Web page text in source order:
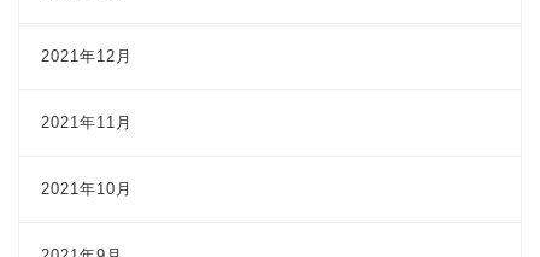
2021年12月
2021年11月
2021年10月